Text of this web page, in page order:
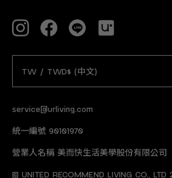
service@urliving.com
統一編號 90101970
營業人名稱 美而快生活美學股份有限公司
© UNITED RECOMMEND LIVING CO., LTD
TW / TWD$ (中文)